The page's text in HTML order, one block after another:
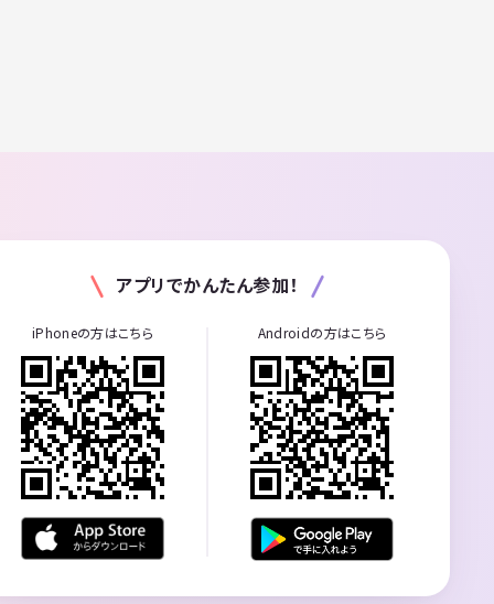
アプリでかんたん参加！
iPhoneの方はこちら Androidの方はこちら